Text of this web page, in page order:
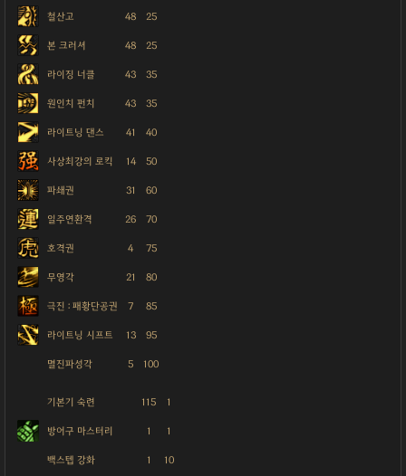
철산고 48 25
본 크러셔 48 25
라이징 너클 43 35
원인치 펀치 43 35
라이트닝 댄스 41 40
사상최강의 로킥 14 50
파쇄권 31 60
일주연환격 26 70
호격권 4 75
무영각 21 80
극진 : 패황단공권 7 85
라이트닝 시프트 13 95
멸진파성각 5 100
기본기 숙련 115 1
방어구 마스터리 1 1
백스텝 강화 1 10